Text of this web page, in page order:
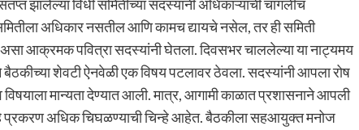
झालेल्या विधी समितीच्या सदस्यांनी अधिकाऱ्यांची चांगलीच
अधिकार नसतील आणि कामच द्यायचे नसेल, तर ही समिती
आक्रमक पवित्रा सदस्यांनी घेतला. दिवसभर चाललेल्या या नाट्यमय
शेवटी ऐनवेळी एक विषय पटलावर ठेवला. सदस्यांनी आपला रोष
मान्यता देण्यात आली. मात्र, आगामी काळात प्रशासनाने आपली
हे प्रकरण अधिक चिघळण्याची चिन्हे आहेत. बैठकीला सहआयुक्त मनोज